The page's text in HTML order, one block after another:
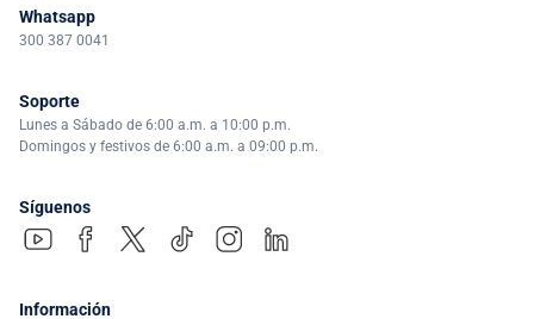
Whatsapp
300 387 0041
Soporte
Lunes a Sábado de 6:00 a.m. a 10:00 p.m.
Domingos y festivos de 6:00 a.m. a 09:00 p.m.
Síguenos
Información